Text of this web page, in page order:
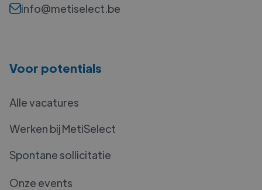
info@metiselect.be
Voor potentials
Alle vacatures
Werken bij MetiSelect
Spontane sollicitatie
Onze events